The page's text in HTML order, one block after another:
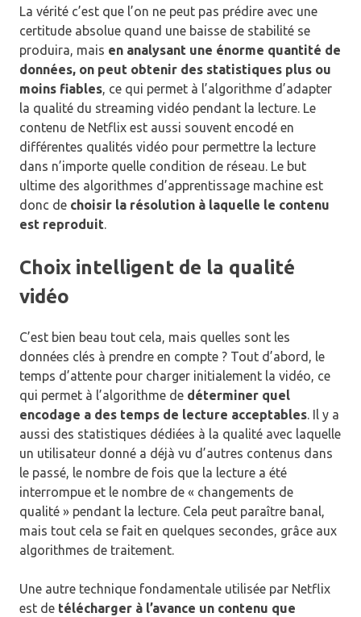
La vérité c’est que l’on ne peut pas prédire avec une
certitude absolue quand une baisse de stabilité se
produira, mais en analysant une énorme quantité de
données, on peut obtenir des statistiques plus ou
moins fiables, ce qui permet à l’algorithme d’adapter
la qualité du streaming vidéo pendant la lecture. Le
contenu de Netflix est aussi souvent encodé en
différentes qualités vidéo pour permettre la lecture
dans n’importe quelle condition de réseau. Le but
ultime des algorithmes d’apprentissage machine est
donc de choisir la résolution à laquelle le contenu
est reproduit.
Choix intelligent de la qualité
vidéo
C’est bien beau tout cela, mais quelles sont les
données clés à prendre en compte ? Tout d’abord, le
temps d’attente pour charger initialement la vidéo, ce
qui permet à l’algorithme de déterminer quel
encodage a des temps de lecture acceptables. Il y a
aussi des statistiques dédiées à la qualité avec laquelle
un utilisateur donné a déjà vu d’autres contenus dans
le passé, le nombre de fois que la lecture a été
interrompue et le nombre de « changements de
qualité » pendant la lecture. Cela peut paraître banal,
mais tout cela se fait en quelques secondes, grâce aux
algorithmes de traitement.
Une autre technique fondamentale utilisée par Netflix
est de télécharger à l’avance un contenu que